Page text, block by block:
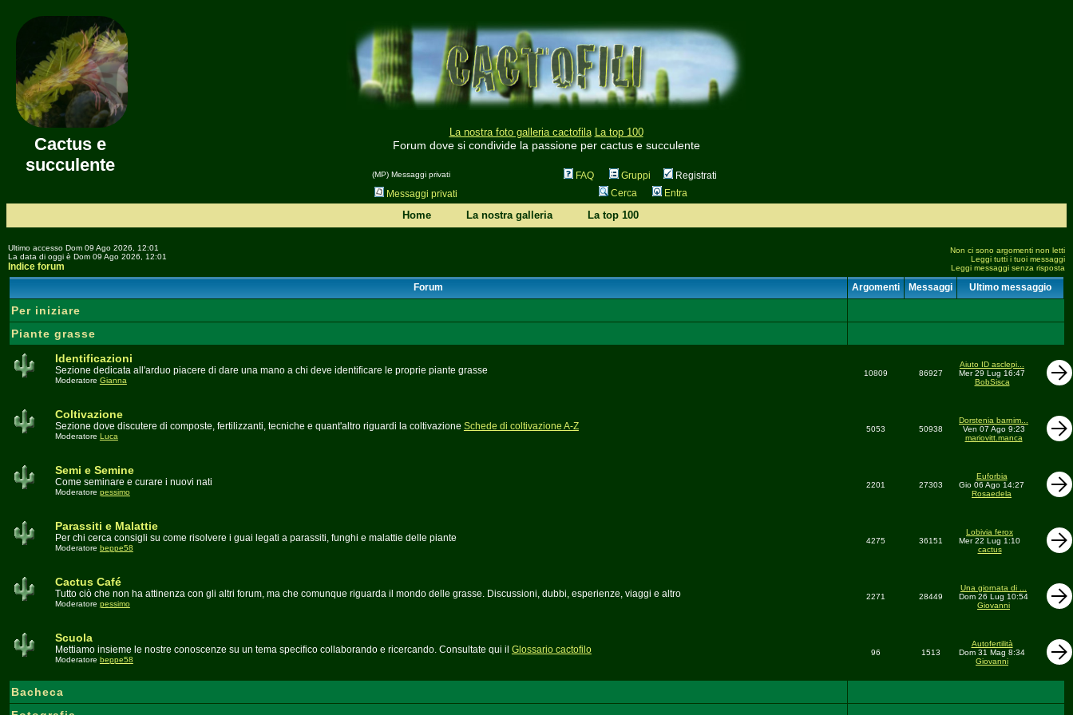
Cactus e
succulente
La nostra foto galleria cactofila La top 100
Forum dove si condivide la passione per cactus e succulente
(MP) Messaggi privati FAQ Gruppi
Registrati
Messaggi privati
Cerca Entra
Home La nostra galleria La top 100
Ultimo accesso Dom 09 Ago 2026, 12:01
La data di oggi è Dom 09 Ago 2026, 12:01
Indice forum
Non ci sono argomenti non letti
Leggi tutti i tuoi messaggi
Leggi messaggi senza risposta
Forum Argomenti Messaggi Ultimo messaggio
Per iniziare
Piante grasse
Identificazioni
Sezione dedicata all'arduo piacere di dare una mano a chi deve identificare le proprie piante grasse
Moderatore Gianna
10809 86927
Aiuto ID asclepi...
Mer 29 Lug 16:47
BobSisca
Coltivazione
Sezione dove discutere di composte, fertilizzanti, tecniche e quant'altro riguardi la coltivazione Schede di coltivazione A-Z
Moderatore Luca
5053 50938
Dorstenia barnim...
Ven 07 Ago 9:23
mariovitt.manca
Semi e Semine
Come seminare e curare i nuovi nati
Moderatore pessimo
2201 27303
Euforbia
Gio 06 Ago 14:27
Rosaedela
Parassiti e Malattie
Per chi cerca consigli su come risolvere i guai legati a parassiti, funghi e malattie delle piante
Moderatore beppe58
4275 36151
Lobivia ferox
Mer 22 Lug 1:10
cactus
Cactus Café
Tutto ciò che non ha attinenza con gli altri forum, ma che comunque riguarda il mondo delle grasse. Discussioni, dubbi, esperienze, viaggi e altro
Moderatore pessimo
2271 28449
Una giornata di ...
Dom 26 Lug 10:54
Giovanni
Scuola
Mettiamo insieme le nostre conoscenze su un tema specifico collaborando e ricercando. Consultate qui il Glossario cactofilo
Moderatore beppe58
96 1513
Autofertilità
Dom 31 Mag 8:34
Giovanni
Bacheca